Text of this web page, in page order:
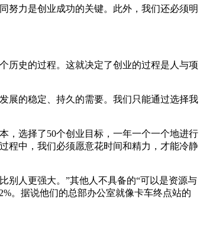
努力是创业成功的关键。此外，我们还必须明
历史的过程。这就决定了创业的过程是人与项
展的稳定、持久的需要。我们只能通过选择我
，选择了50个创业目标，一年一个一个地进行
程中，我们必须愿意花时间和精力，才能冷静
别人更强大。”其他人不具备的“可以是资源与
。据说他们的总部办公室就像卡车终点站的